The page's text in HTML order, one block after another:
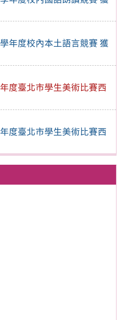
年度校內本土語言競賽 獲
度臺北市學生美術比賽西
度臺北市學生美術比賽西